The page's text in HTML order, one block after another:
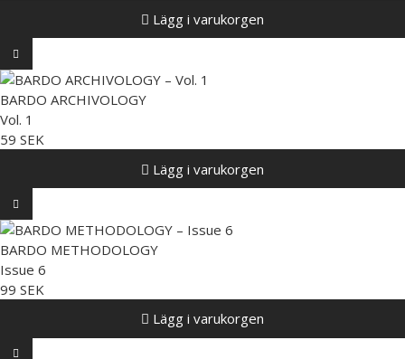
Lägg i varukorgen
BARDO ARCHIVOLOGY
Vol. 1
59 SEK
Lägg i varukorgen
BARDO METHODOLOGY
Issue 6
99 SEK
Lägg i varukorgen